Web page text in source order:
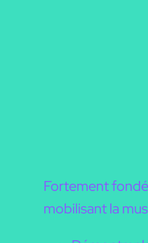
Fortement fondé
mobilisant la